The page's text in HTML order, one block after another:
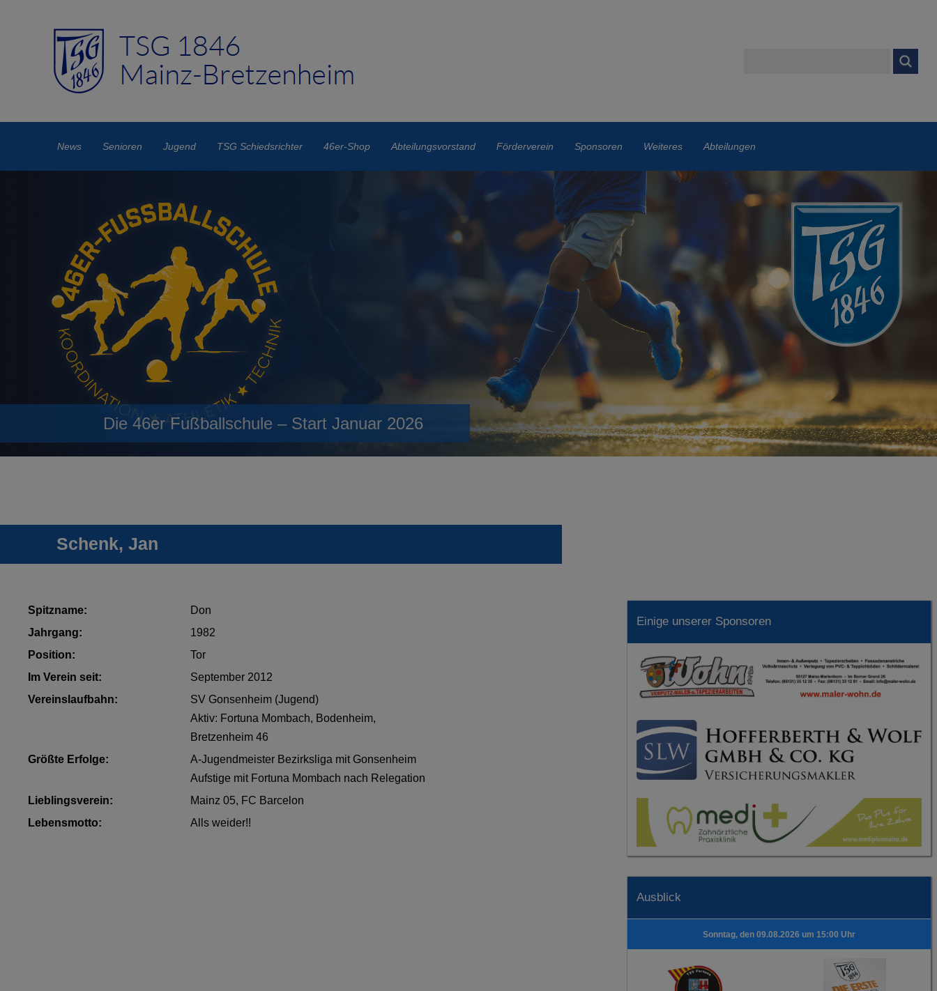
News Senioren Jugend TSG Schiedsrichter 46er-Shop Abteilungsvorstand Förderverein Sponsoren Weiteres Abteilungen
Die 46er Fußballschule – Start Januar 2026
Schenk, Jan
Spitzname:
Don
Jahrgang:
1982
Position:
Tor
Im Verein seit:
September 2012
Vereinslaufbahn:
SV Gonsenheim (Jugend)
Aktiv: Fortuna Mombach, Bodenheim,
Bretzenheim 46
Größte Erfolge:
A-Jugendmeister Bezirksliga mit Gonsenheim
Aufstige mit Fortuna Mombach nach Relegation
Lieblingsverein:
Mainz 05, FC Barcelon
Lebensmotto:
Alls weider!!
Einige unserer Sponsoren
Ausblick
Sonntag, den 09.08.2026 um 15:00 Uhr